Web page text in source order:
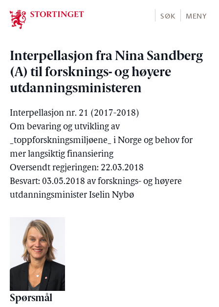
Stortinget.no
SØK MENY
Interpellasjon fra Nina Sandberg
(A) til forsknings- og høyere
utdanningsministeren
Interpellasjon nr. 21 (2017-2018)
Om bevaring og utvikling av
_toppforskningsmiljøene_ i Norge og behov for
mer langsiktig finansiering
Oversendt regjeringen: 22.03.2018
Besvart: 03.05.2018 av forsknings- og høyere
utdanningsminister Iselin Nybø
Spørsmål